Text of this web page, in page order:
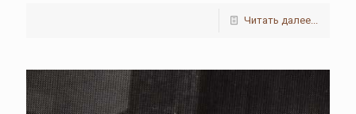
Читать далее...